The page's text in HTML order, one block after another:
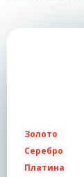
Золото
Серебро
Платина